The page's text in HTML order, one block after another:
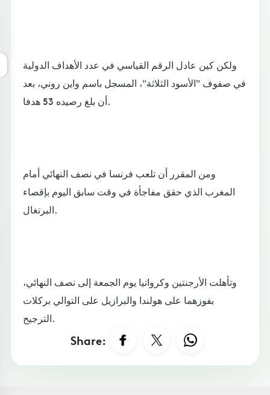
ولكن كين عادل الرقم القياسي في عدد الأهداف الدولية
في صفوف "الأسود الثلاثة"، المسجل باسم واين روني، بعد
أن بلغ رصيده 53 هدفا.
ومن المقرر أن تلعب فرنسا في نصف النهائي أمام
المغرب الذي حقق مفاجأة في وقت سابق اليوم بإقصاء
البرتغال.
وتأهلت الأرجنتين وكرواتيا يوم الجمعة إلى نصف النهائي،
بفوزهما على هولندا والبرازيل على التوالي بركلات
الترجيح.
Share: